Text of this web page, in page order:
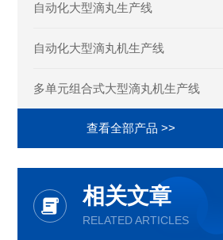
自动化大型滴丸生产线
自动化大型滴丸机生产线
多单元组合式大型滴丸机生产线
查看全部产品 >>
相关文章
RELATED ARTICLES